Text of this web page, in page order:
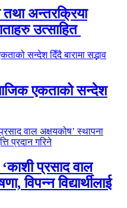
तथा अन्तरक्रिया
उत्साहित
एकताको सन्देश
प्रसाद वाल
विपन्न विद्यार्थीलाई